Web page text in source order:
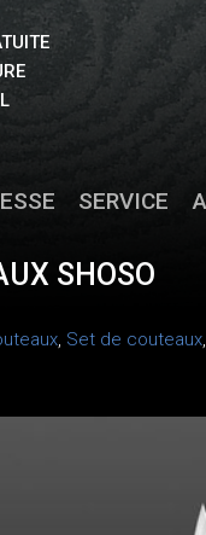
SERVICE
SHOSO
, Set de couteaux